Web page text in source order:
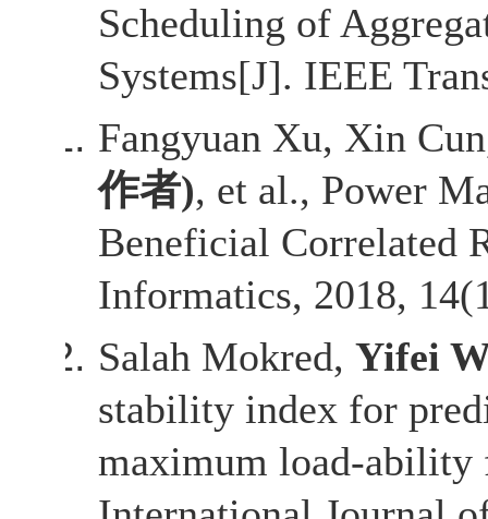
Scheduling of
Systems[J]. IEEE
Fangyuan Xu, Xin
作者), et al., Power
Beneficial Correlated
Informatics, 2018,
Salah Mokred, Yifei
stability index for
maximum load-ability